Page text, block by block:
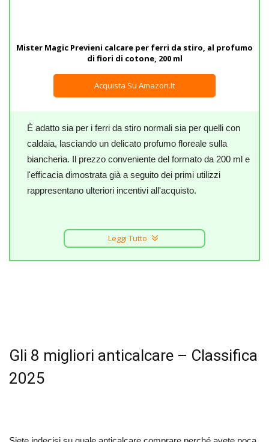
Mister Magic Previeni calcare per ferri da stiro, al profumo
di fiori di cotone, 200 ml
Acquista Su Amazon.it
È adatto sia per i ferri da stiro normali sia per quelli con
caldaia, lasciando un delicato profumo floreale sulla
biancheria. Il prezzo conveniente del formato da 200 ml e
l'efficacia dimostrata già a seguito dei primi utilizzi
rappresentano ulteriori incentivi all'acquisto.
Leggi Tutto
Gli 8 migliori anticalcare – Classifica
2025